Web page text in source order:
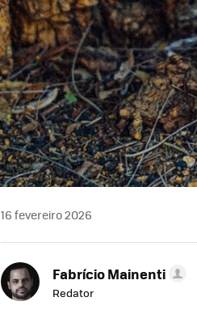
16 fevereiro 2026
Fabrício Mainenti
Redator